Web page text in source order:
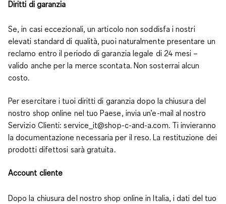
Diritti di garanzia
Se, in casi eccezionali, un articolo non soddisfa i nostri
elevati standard di qualità, puoi naturalmente presentare un
reclamo entro il periodo di garanzia legale di 24 mesi –
valido anche per la merce scontata. Non sosterrai alcun
costo.
Per esercitare i tuoi diritti di garanzia dopo la chiusura del
nostro shop online nel tuo Paese, invia un’e-mail al nostro
Servizio Clienti: service_it@shop-c-and-a.com. Ti invieranno
la documentazione necessaria per il reso. La restituzione dei
prodotti difettosi sarà gratuita.
Account cliente
Dopo la chiusura del nostro shop online in Italia, i dati del tuo